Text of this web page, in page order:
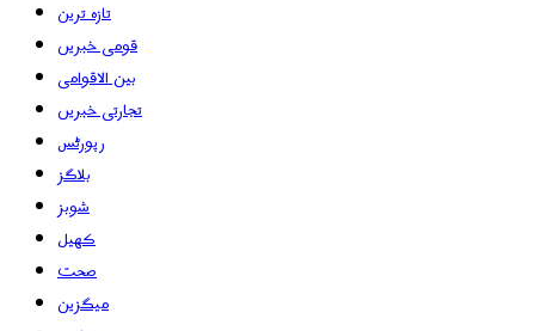
تازہ ترین
قومی خبریں
بین الاقوامی
تجارتی خبریں
رپورٹس
بلاگز
شوبز
کھیل
صحت
میگزین